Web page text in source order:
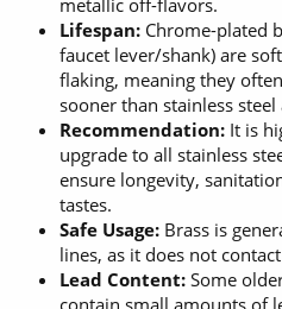
metallic off-flavors.
Lifespan: Chrome-plated
faucet lever/shank) are
flaking, meaning they
sooner than stainless
Recommendation: It is
upgrade to all stainless
ensure longevity,
tastes.
Safe Usage: Brass is
lines, as it does not
Lead Content: Some
contain small amounts of